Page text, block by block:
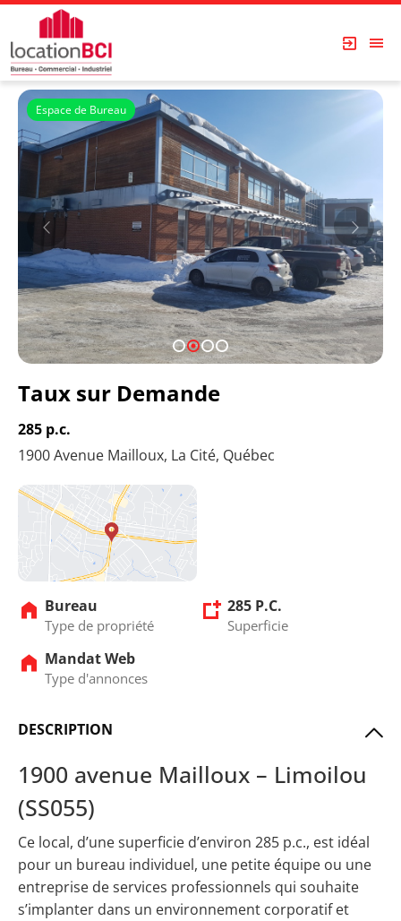
1 2 3 4
Espace de Bureau
VDP
Taux sur Demande
285 p.c.
1900 Avenue Mailloux, La Cité, Québec
Bureau
Type de propriété
285 P.C.
Superficie
Mandat Web
Type d'annonces
DESCRIPTION
1900 avenue Mailloux – Limoilou
(SS055)
Ce local, d’une superficie d’environ 285 p.c., est idéal
pour un bureau individuel, une petite équipe ou une
entreprise de services professionnels qui souhaite
s’implanter dans un environnement corporatif et